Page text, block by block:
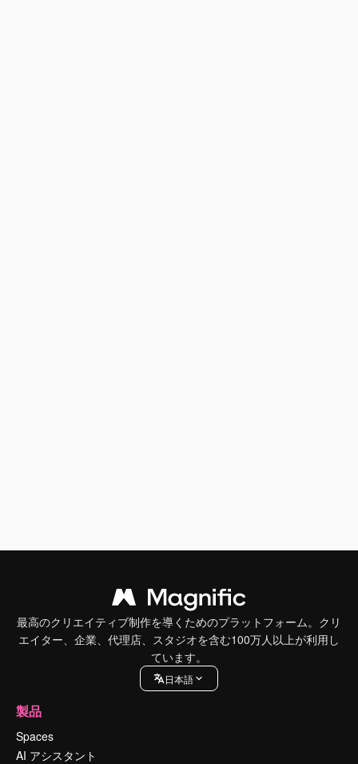
最高のクリエイティブ制作を導くためのプラットフォーム。クリ
エイター、企業、代理店、スタジオを含む100万人以上が利用し
ています。
日本語
製品
Spaces
AI アシスタント